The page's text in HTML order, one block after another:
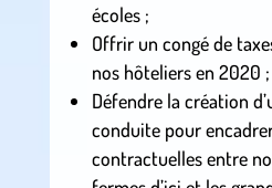
écoles ;
Offrir un congé de
nos hôteliers en 2020 ;
Défendre la création
conduite pour
contractuelles entre